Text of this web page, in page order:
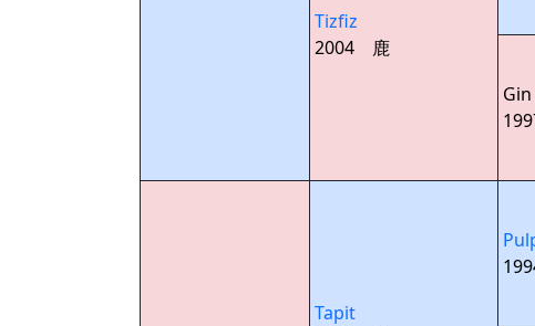
Tizfiz
2004 鹿
Tapit